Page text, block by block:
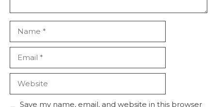
Save my name, email, and website in this browser